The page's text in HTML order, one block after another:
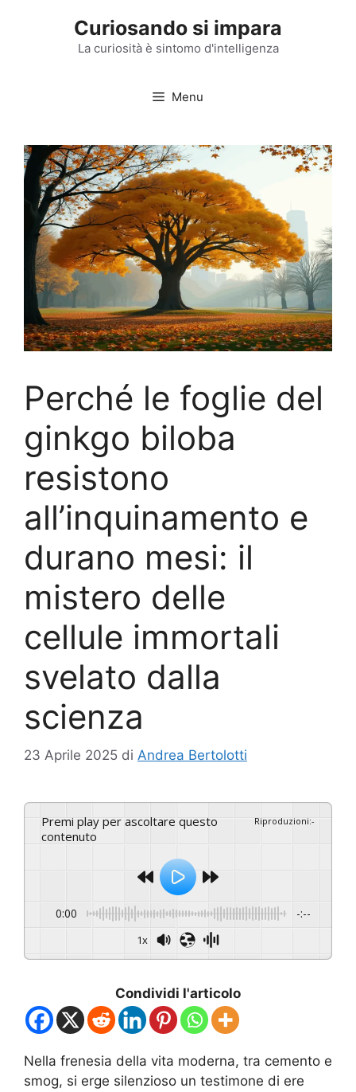
Curiosando si impara
La curiosità è sintomo d'intelligenza
Menu
Perché le foglie del
ginkgo biloba
resistono
all’inquinamento e
durano mesi: il
mistero delle
cellule immortali
svelato dalla
scienza
23 Aprile 2025 di Andrea Bertolotti
Premi play per ascoltare questo
contenuto
Riproduzioni:-
0:00 -:--
1x
Condividi l'articolo
Nella frenesia della vita moderna, tra cemento e
smog, si erge silenzioso un testimone di ere